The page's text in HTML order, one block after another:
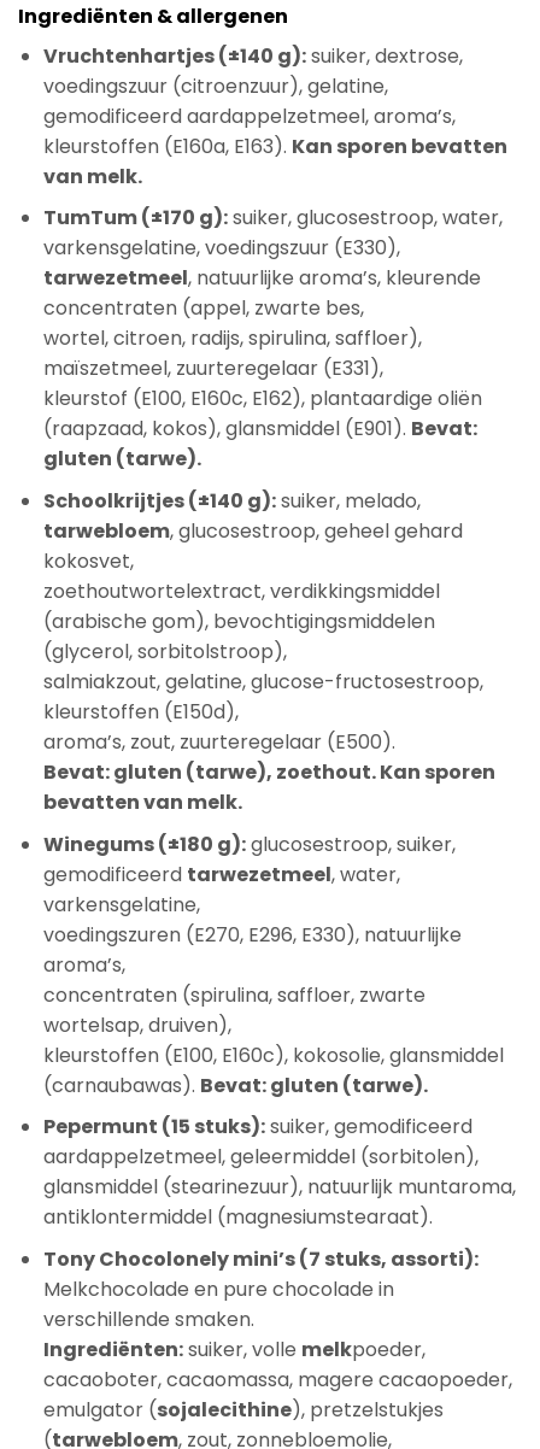
Ingrediënten & allergenen
Vruchtenhartjes (±140 g):suiker, dextrose,
voedingszuur (citroenzuur), gelatine,
gemodificeerd aardappelzetmeel, aroma’s,
kleurstoffen (E160a, E163). Kan sporen bevatten
van melk.
TumTum (±170 g):suiker, glucosestroop, water,
varkensgelatine, voedingszuur (E330),
tarwezetmeel, natuurlijke aroma’s, kleurende
concentraten (appel, zwarte bes,
wortel, citroen, radijs, spirulina, saffloer),
maïszetmeel, zuurteregelaar (E331),
kleurstof (E100, E160c, E162), plantaardige oliën
(raapzaad, kokos), glansmiddel (E901). Bevat:
gluten (tarwe).
Schoolkrijtjes (±140 g):suiker, melado,
tarwebloem, glucosestroop, geheel gehard
kokosvet,
zoethoutwortelextract, verdikkingsmiddel
(arabische gom), bevochtigingsmiddelen
(glycerol, sorbitolstroop),
salmiakzout, gelatine, glucose-fructosestroop,
kleurstoffen (E150d),
aroma’s, zout, zuurteregelaar (E500).
Bevat: gluten (tarwe), zoethout. Kan sporen
bevatten van melk.
Winegums (±180 g):glucosestroop, suiker,
gemodificeerd tarwezetmeel, water,
varkensgelatine,
voedingszuren (E270, E296, E330), natuurlijke
aroma’s,
concentraten (spirulina, saffloer, zwarte
wortelsap, druiven),
kleurstoffen (E100, E160c), kokosolie, glansmiddel
(carnaubawas). Bevat: gluten (tarwe).
Pepermunt (15 stuks):suiker, gemodificeerd
aardappelzetmeel, geleermiddel (sorbitolen),
glansmiddel (stearinezuur), natuurlijk muntaroma,
antiklontermiddel (magnesiumstearaat).
Tony Chocolonely mini’s (7 stuks, assorti):
Melkchocolade en pure chocolade in
verschillende smaken.
Ingrediënten:suiker, volle melkpoeder,
cacaoboter, cacaomassa, magere cacaopoeder,
emulgator (sojalecithine), pretzelstukjes
(tarwebloem, zout, zonnebloemolie,